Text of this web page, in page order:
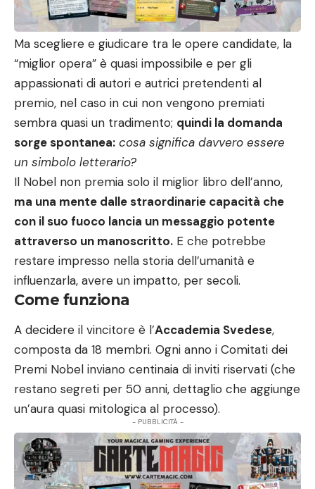
Ma scegliere e giudicare tra le opere candidate, la
“miglior opera” è quasi impossibile e per gli
appassionati di autori e autrici pretendenti al
premio, nel caso in cui non vengono premiati
sembra quasi un tradimento; quindi la domanda
sorge spontanea: cosa significa davvero essere
un simbolo letterario?
Il Nobel non premia solo il miglior libro dell’anno,
ma una mente dalle straordinarie capacità che
con il suo fuoco lancia un messaggio potente
attraverso un manoscritto. E che potrebbe
restare impresso nella storia dell’umanità e
influenzarla, avere un impatto, per secoli.
Come funziona
A decidere il vincitore è l’Accademia Svedese,
composta da 18 membri. Ogni anno i Comitati dei
Premi Nobel inviano centinaia di inviti riservati (che
restano segreti per 50 anni, dettaglio che aggiunge
un’aura quasi mitologica al processo).
- PUBBLICITÀ -